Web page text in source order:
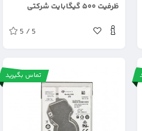
ظرفیت ۵۰۰ گیگابایت شرکتی
5 / 5
تماس بگیرید